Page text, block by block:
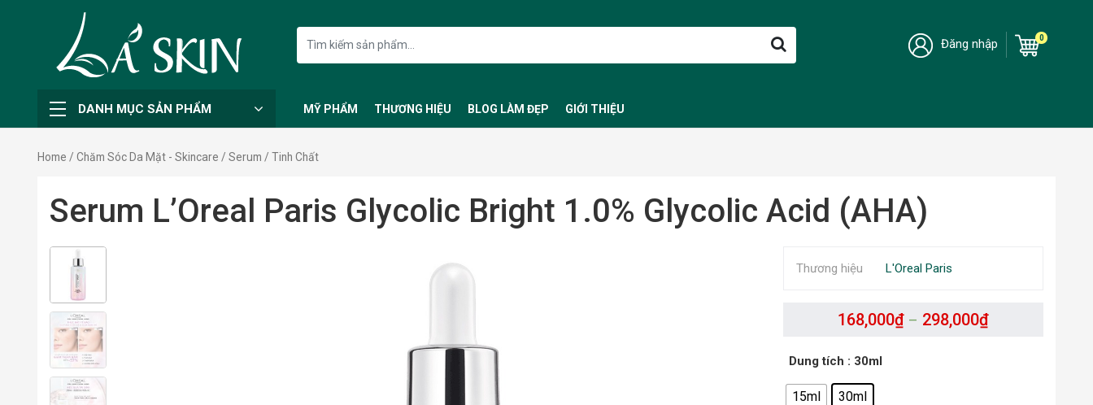
Đăng nhập 0
DANH MỤC SẢN PHẨM MỸ PHẨM THƯƠNG HIỆU BLOG LÀM ĐẸP GIỚI THIỆU
Home / Chăm Sóc Da Mặt - Skincare / Serum / Tinh Chất
Serum L’Oreal Paris Glycolic Bright 1.0% Glycolic Acid (AHA)
168,000₫ – 298,000₫
Dung tích : 30ml
15ml 30ml
Thương hiệu L'Oreal Paris